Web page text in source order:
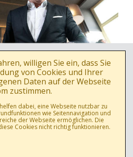
8
willigen Sie ein, dass Sie
von Cookies und Ihrer
Daten auf der Webseite
zustimmen.
dabei, eine Webseite nutzbar zu
wie Seitennavigation und
der Webseite ermöglichen. Die
Cookies nicht richtig funktionieren.